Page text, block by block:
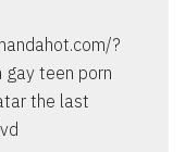
?
gay teen porn
the last